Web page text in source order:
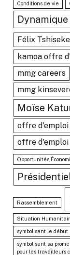
Conditions de vie
Félix
kamoa offre
mmg careers
mmg
Moïse
offre d'emploi
offre d'emploi
Opportunités
Rassemblement
Situation
symbolisant le début
symbolisant sa
pour les travailleurs